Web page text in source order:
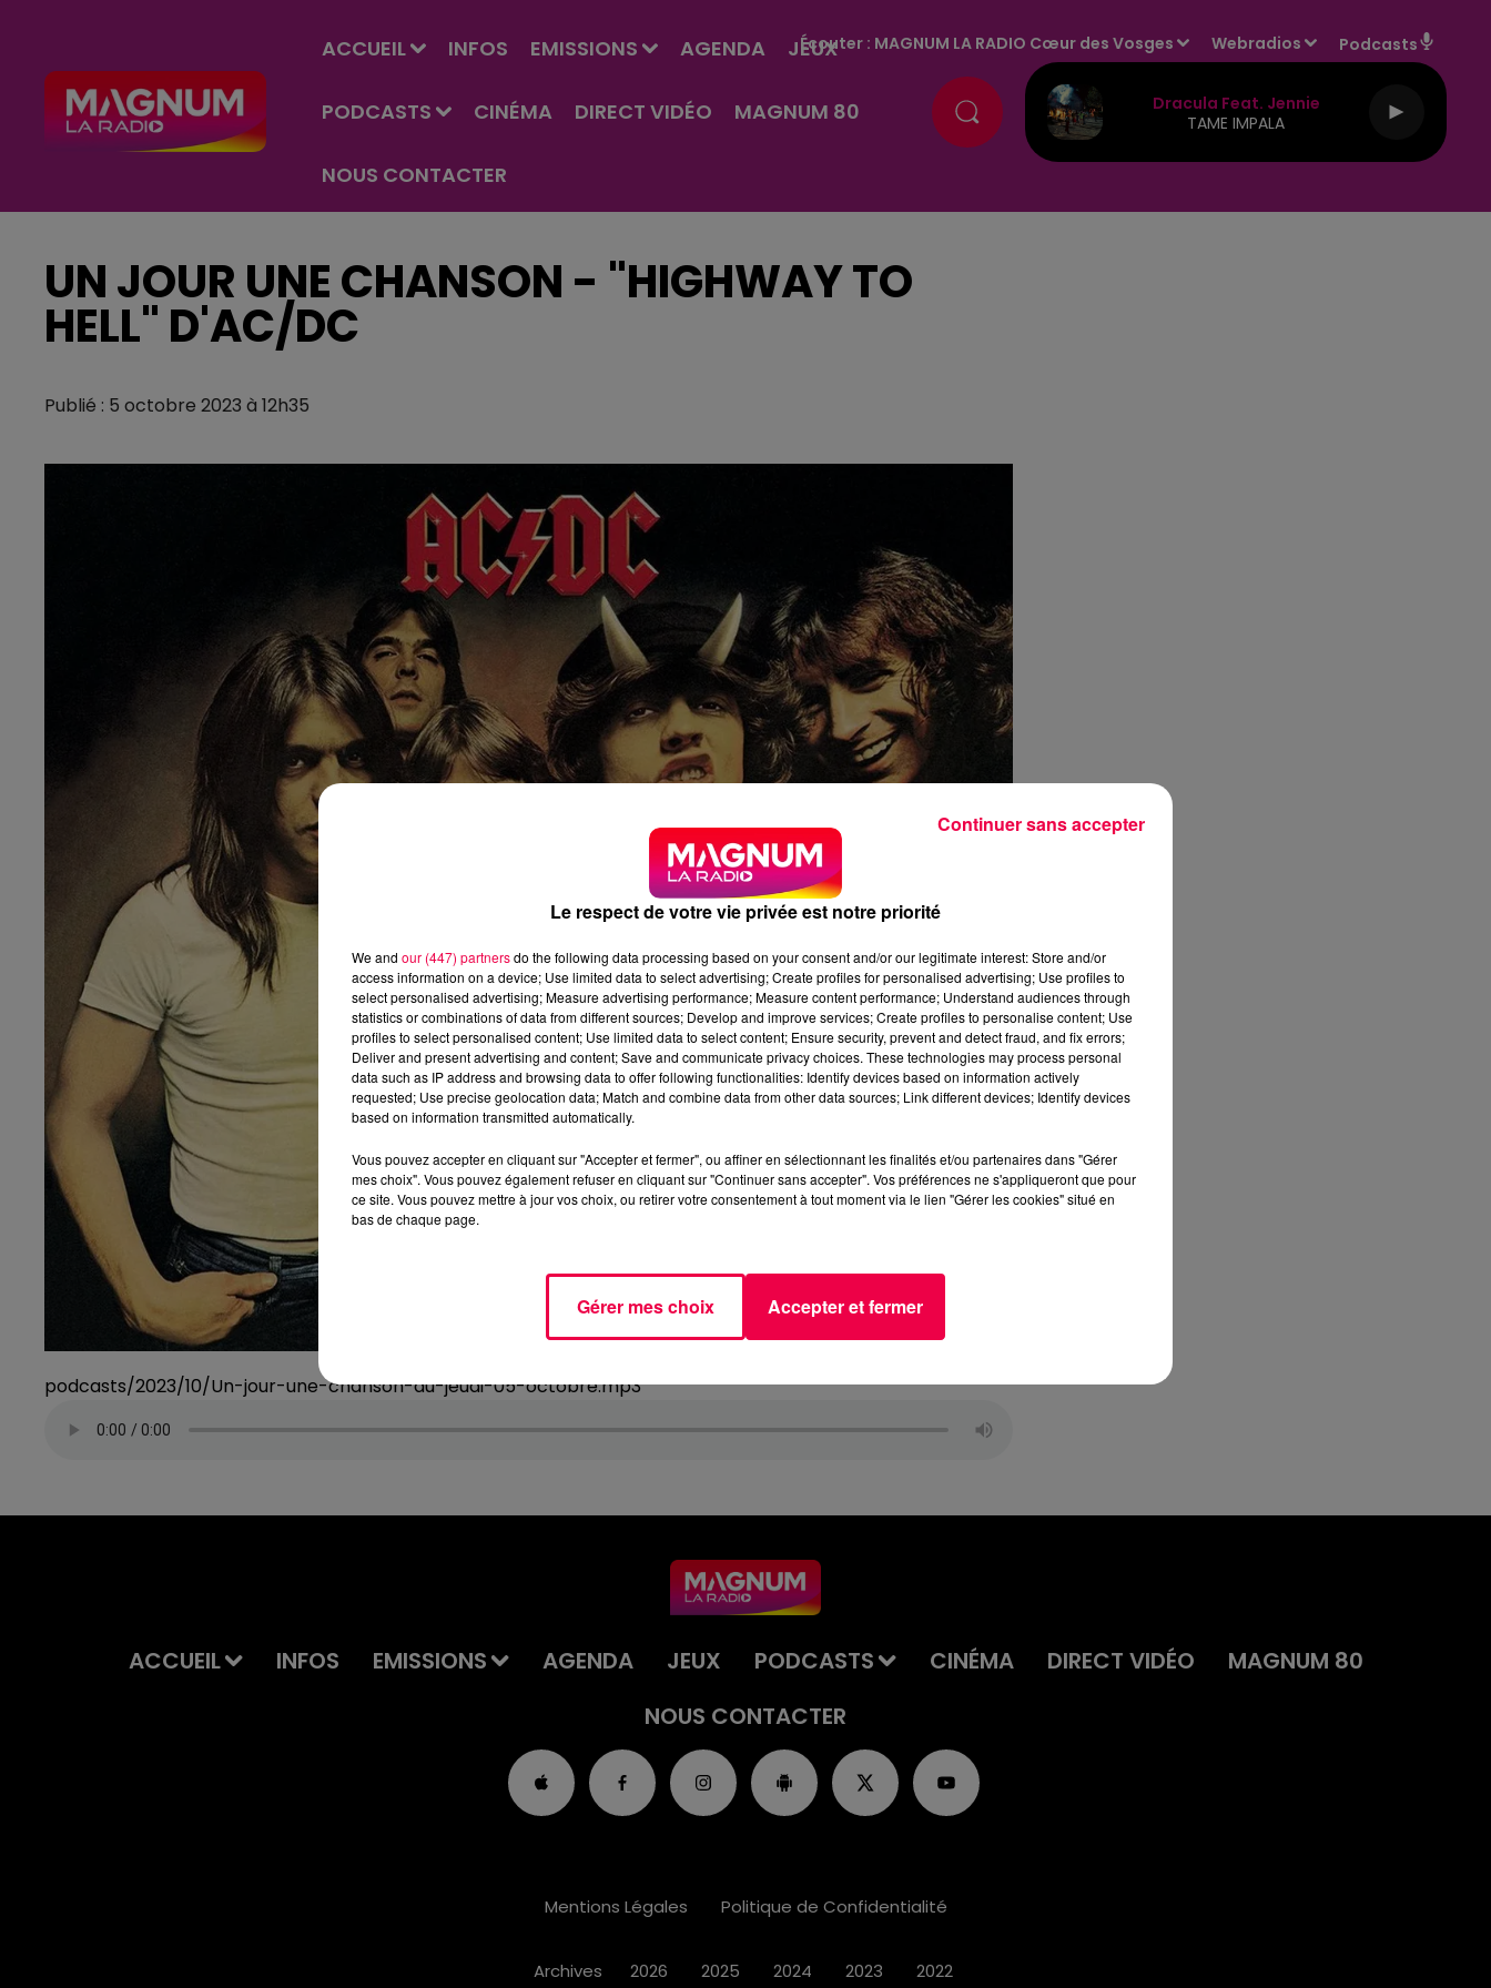
ACCUEIL INFOS EMISSIONS AGENDA JEUX
PODCASTS CINÉMA DIRECT VIDÉO MAGNUM 80
NOUS CONTACTER
Écouter : MAGNUM LA RADIO Cœur des Vosges Webradios Podcasts
Dracula Feat. Jennie
TAME IMPALA
UN JOUR UNE CHANSON - "HIGHWAY TO
HELL" D'AC/DC
Publié : 5 octobre 2023 à 12h35
podcasts/2023/10/Un-jour-une-chanson-du-jeudi-05-octobre.mp3
ACCUEIL INFOS EMISSIONS AGENDA JEUX PODCASTS CINÉMA DIRECT VIDÉO
MAGNUM 80
NOUS CONTACTER
Mentions Légales Politique de Confidentialité
Archives 2026 2025 2024 2023 2022
Le respect de votre vie privée est notre priorité
We and our (447) partnersdo the following data processing based on your consent and/or our legitimate interest: Store and/or
access information on a device; Use limited data to select advertising; Create profiles for personalised advertising; Use profiles to
select personalised advertising; Measure advertising performance; Measure content performance; Understand audiences through
statistics or combinations of data from different sources; Develop and improve services; Create profiles to personalise content; Use
profiles to select personalised content; Use limited data to select content; Ensure security, prevent and detect fraud, and fix errors;
Deliver and present advertising and content; Save and communicate privacy choices. These technologies may process personal
data such as IP address and browsing data to offer following functionalities: Identify devices based on information actively
requested; Use precise geolocation data; Match and combine data from other data sources; Link different devices; Identify devices
based on information transmitted automatically.
Vous pouvez accepter en cliquant sur "Accepter et fermer", ou affiner en sélectionnant les finalités et/ou partenaires dans "Gérer
mes choix". Vous pouvez également refuser en cliquant sur "Continuer sans accepter". Vos préférences ne s'appliqueront que pour
ce site. Vous pouvez mettre à jour vos choix, ou retirer votre consentement à tout moment via le lien "Gérer les cookies" situé en
bas de chaque page.
Gérer mes choix Accepter et fermer
Continuer sans accepter